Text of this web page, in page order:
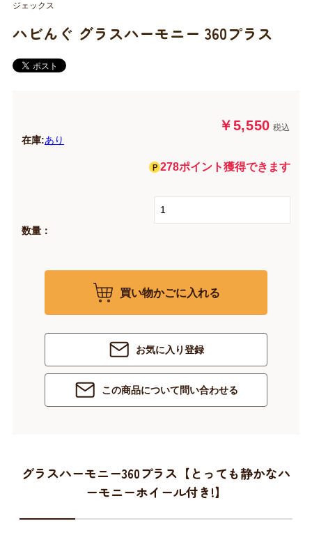
ハビんぐ グラスハーモニー 360プラス
￥5,550 税込
在庫:あり
278ポイント獲得できます
数量：
買い物かごに入れる
お気に入り登録
この商品について問い合わせる
ジェックス
グラスハーモニー360プラス【とっても静かなハ
ーモニーホイール付き!】